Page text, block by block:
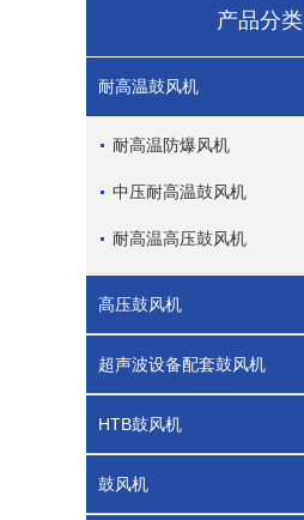
产品分类
耐高温鼓风机
耐高温防爆风机
中压耐高温鼓风机
耐高温高压鼓风机
高压鼓风机
超声波设备配套鼓风机
HTB鼓风机
鼓风机